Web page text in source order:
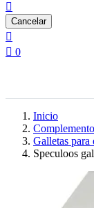

Cancelar

 0
Inicio
Galletas para
Speculoos